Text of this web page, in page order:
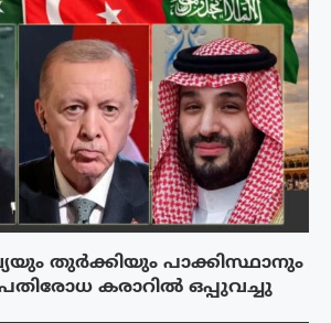
തുർക്കിയും പാക്കിസ്ഥാനും
കരാറിൽ ഒപ്പുവച്ചു